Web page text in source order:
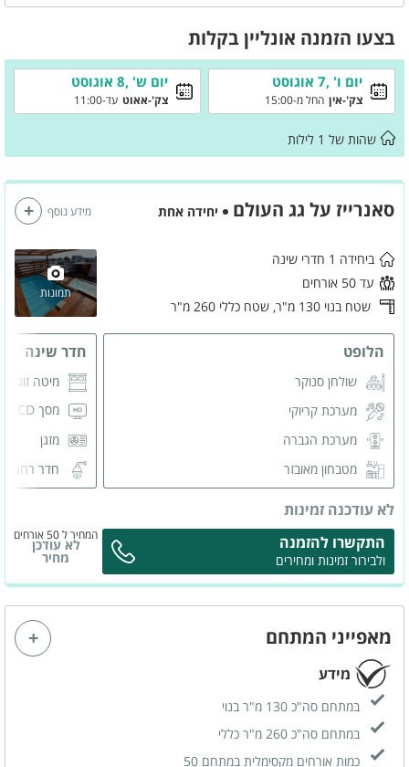
והאירועים - שריינו כבר היום מקום ותקבלו מתחם חגיגות משגע.
בצעו הזמנה אונליין בקלות
יום ו' ,7 אוגוסט
צק'-אין החל מ-15:00
יום ש' ,8 אוגוסט
צק'-אאוט עד-11:00
שהות של 1 לילות
סאנרייז על גג העולם יחידה אחת
תמונות
ביחידה 1 חדרי שינה
עד 50 אורחים
שטח בנוי 130 מ"ר,
שטח כללי 260 מ"ר
הלופט
שולחן סנוקר
מערכת קריוקי
מערכת הגברה
מטבחון מאובזר
חדר שינה
מיטה זוגית
מסך LCD
מזגן
חדר רחצה
מידע נוסף
המחיר ל 50 אורחים
לא עודכנה זמינות
לא עודכן
מחיר
התקשרו להזמנה
ולבירור זמינות ומחירים
מאפייני המתחם
מידע
במתחם סה"כ 130 מ"ר בנוי
במתחם סה"כ 260 מ"ר כללי
כמות אורחים מקסימלית במתחם 50